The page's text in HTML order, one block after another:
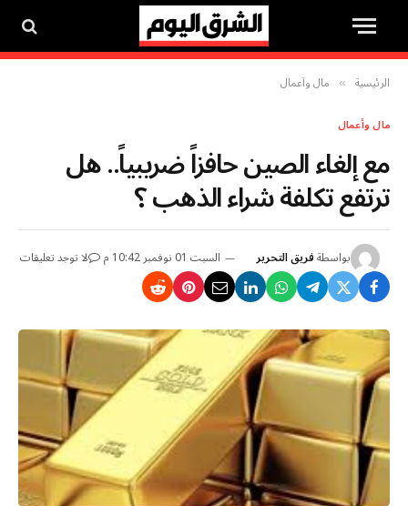
الرئيسية » مال وأعمال
مال وأعمال
مع إلغاء الصين حافزاً ضريبياً.. هل
ترتفع تكلفة شراء الذهب ؟
بواسطةفريق التحرير السبت 01 نوفمبر 10:42 م لا توجد تعليقات